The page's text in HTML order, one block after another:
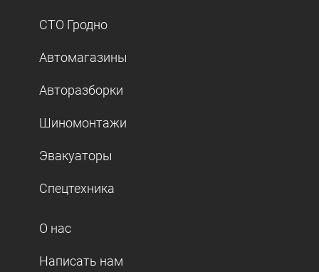
СТО Гродно
Автомагазины
Авторазборки
Шиномонтажи
Эвакуаторы
Спецтехника
О нас
Написать нам